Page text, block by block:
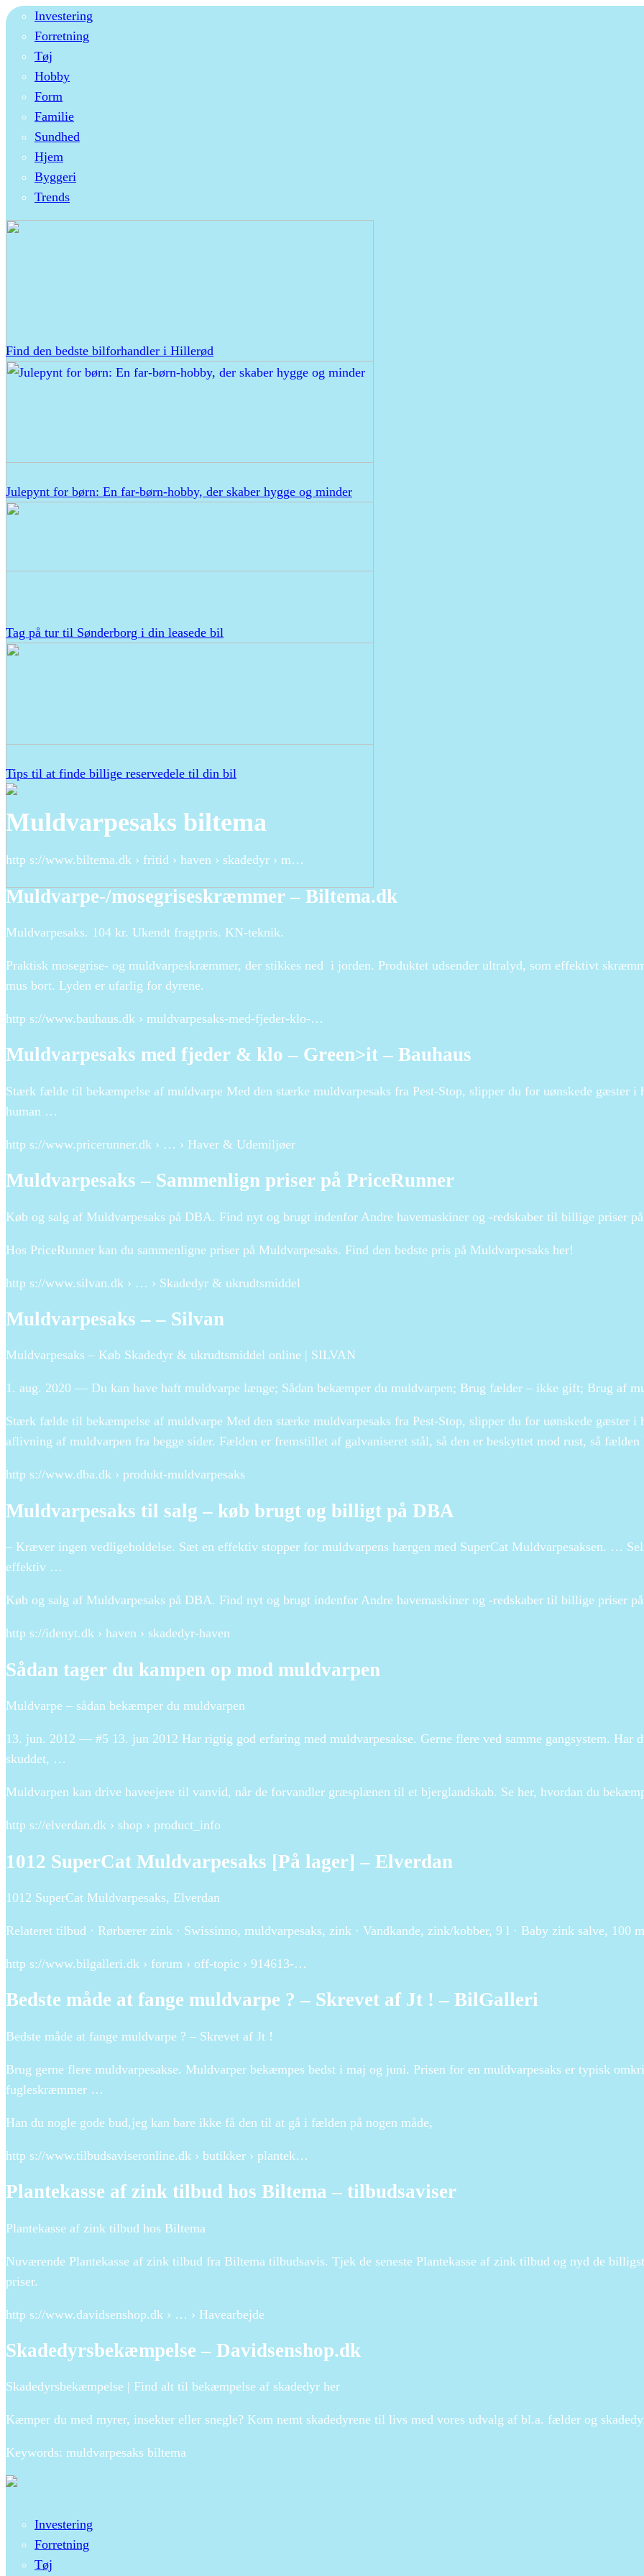
Investering
Forretning
Tøj
Hobby
Form
Familie
Sundhed
Hjem
Byggeri
Trends
Find den bedste bilforhandler i Hillerød
Julepynt for børn: En far-børn-hobby, der skaber hygge og minder
Tag på tur til Sønderborg i din leasede bil
Tips til at finde billige reservedele til din bil
Muldvarpesaks biltema
http s://www.biltema.dk › fritid › haven › skadedyr › m…
Muldvarpe-/mosegriseskræmmer – Biltema.dk
Muldvarpesaks. 104 kr. Ukendt fragtpris. KN-teknik.
Praktisk mosegrise- og muldvarpeskræmmer, der stikkes ned i jorden. Produktet udsender ultralyd, som effektivt
mus bort. Lyden er ufarlig for dyrene.
http s://www.bauhaus.dk › muldvarpesaks-med-fjeder-klo-…
Muldvarpesaks med fjeder & klo – Green>it – Bauhaus
Stærk fælde til bekæmpelse af muldvarpe Med den stærke muldvarpesaks fra Pest-Stop, slipper du for uønskede gæster i
human …
http s://www.pricerunner.dk › … › Haver & Udemiljøer
Muldvarpesaks – Sammenlign priser på PriceRunner
Køb og salg af Muldvarpesaks på DBA. Find nyt og brugt indenfor Andre havemaskiner og -redskaber til billige priser
Hos PriceRunner kan du sammenligne priser på Muldvarpesaks. Find den bedste pris på Muldvarpesaks her!
http s://www.silvan.dk › … › Skadedyr & ukrudtsmiddel
Muldvarpesaks – – Silvan
Muldvarpesaks – Køb Skadedyr & ukrudtsmiddel online | SILVAN
1. aug. 2020 — Du kan have haft muldvarpe længe; Sådan bekæmper du muldvarpen; Brug fælder – ikke gift; Brug af
Stærk fælde til bekæmpelse af muldvarpe Med den stærke muldvarpesaks fra Pest-Stop, slipper du for uønskede gæster i
aflivning af muldvarpen fra begge sider. Fælden er fremstillet af galvaniseret stål, så den er beskyttet mod rust, så
http s://www.dba.dk › produkt-muldvarpesaks
Muldvarpesaks til salg – køb brugt og billigt på DBA
– Kræver ingen vedligeholdelse. Sæt en effektiv stopper for muldvarpens hærgen med SuperCat Muldvarpesaksen. …
effektiv …
Køb og salg af Muldvarpesaks på DBA. Find nyt og brugt indenfor Andre havemaskiner og -redskaber til billige priser
http s://idenyt.dk › haven › skadedyr-haven
Sådan tager du kampen op mod muldvarpen
Muldvarpe – sådan bekæmper du muldvarpen
13. jun. 2012 — #5 13. jun 2012 Har rigtig god erfaring med muldvarpesakse. Gerne flere ved samme gangsystem. Har
skuddet, …
Muldvarpen kan drive haveejere til vanvid, når de forvandler græsplænen til et bjerglandskab. Se her, hvordan du
http s://elverdan.dk › shop › product_info
1012 SuperCat Muldvarpesaks [På lager] – Elverdan
1012 SuperCat Muldvarpesaks, Elverdan
Relateret tilbud · Rørbærer zink · Swissinno, muldvarpesaks, zink · Vandkande, zink/kobber, 9 l · Baby zink salve, 100
http s://www.bilgalleri.dk › forum › off-topic › 914613-…
Bedste måde at fange muldvarpe ? – Skrevet af Jt ! – BilGalleri
Bedste måde at fange muldvarpe ? – Skrevet af Jt !
Brug gerne flere muldvarpesakse. Muldvarper bekæmpes bedst i maj og juni. Prisen for en muldvarpesaks er typisk
fugleskræmmer …
Han du nogle gode bud,jeg kan bare ikke få den til at gå i fælden på nogen måde,
http s://www.tilbudsaviseronline.dk › butikker › plantek…
Plantekasse af zink tilbud hos Biltema – tilbudsaviser
Plantekasse af zink tilbud hos Biltema
Nuværende Plantekasse af zink tilbud fra Biltema tilbudsavis. Tjek de seneste Plantekasse af zink tilbud og nyd de
priser.
http s://www.davidsenshop.dk › … › Havearbejde
Skadedyrsbekæmpelse – Davidsenshop.dk
Skadedyrsbekæmpelse | Find alt til bekæmpelse af skadedyr her
Kæmper du med myrer, insekter eller snegle? Kom nemt skadedyrene til livs med vores udvalg af bl.a. fælder og
Keywords: muldvarpesaks biltema
Investering
Forretning
Tøj